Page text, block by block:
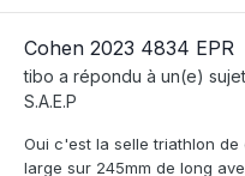
Cohen 2023 4834 EPR
tibo a répondu à un(e)
S.A.E.P
Oui c'est la selle triathlon de
large sur 245mm de long